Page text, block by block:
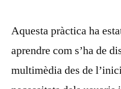
Aquesta pràctica ha
aprendre com s’ha de
multimèdia des de